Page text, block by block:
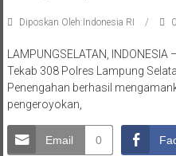
Diposkan Oleh:Indonesia RI
LAMPUNGSELATAN,
Tekab 308 Polres Lampung
Penengahan berhasil
pengeroyokan,
Email 0